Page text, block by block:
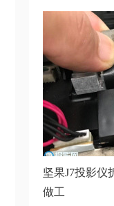
坚果P2最新
装方法
坚果J7投影仪
做工